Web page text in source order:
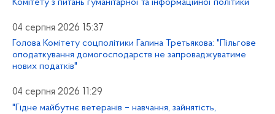
Комітету з питань гуманітарної та інформаційної політики
04 серпня 2026 15:37
Голова Комітету соцполітики Галина Третьякова: "Пільгове
оподаткування домогосподарств не запроваджуватиме
нових податків"
04 серпня 2026 11:29
"Гідне майбутнє ветеранів – навчання, зайнятість,